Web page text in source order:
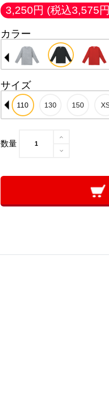
3,250円 (税込3,575
カラー
サイズ
数量